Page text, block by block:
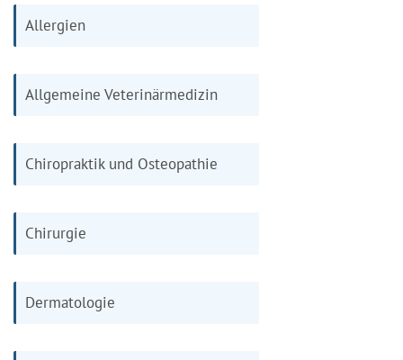
Allergien
Allgemeine Veterinärmedizin
Chiropraktik und Osteopathie
Chirurgie
Dermatologie